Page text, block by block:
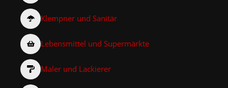
Klempner und Sanitär
Lebensmittel und Supermärkte
Maler und Lackierer